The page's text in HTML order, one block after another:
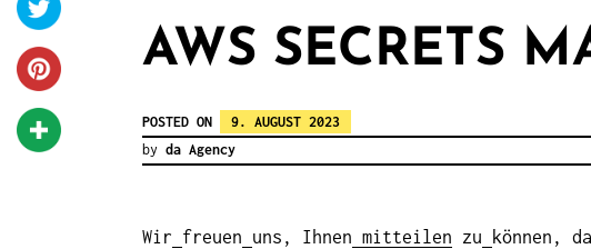
AWS SECRETS
POSTED ON
9. AUGUST 2023
by da Agency
Wir freuen uns, Ihnen mitteilen zu können,